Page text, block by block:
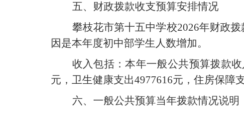
五、财政拨款收支预算安排情况
攀枝花市第十五中学校2026年财政拨
因是本年度初中部学生人数增加。
收入包括：本年一般公共预算拨款收
元，卫生健康支出4977616元，住房保障
六、一般公共预算当年拨款情况说明